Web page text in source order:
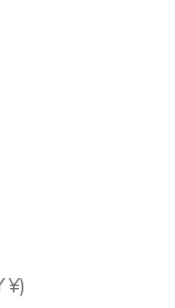
¥)